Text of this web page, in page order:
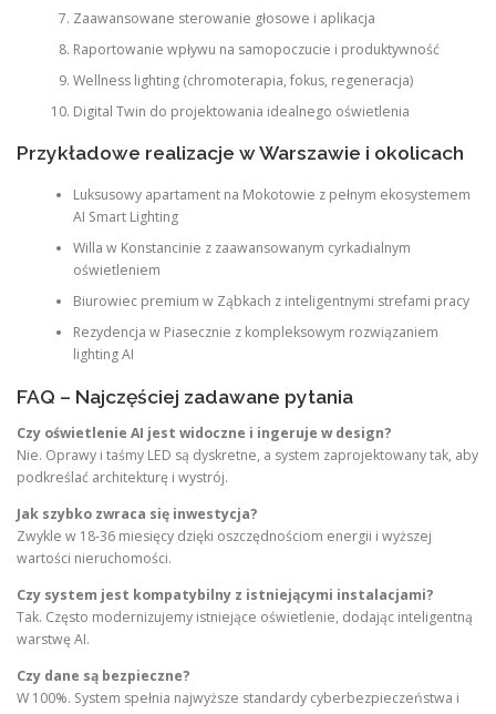
Zaawansowane sterowanie głosowe i aplikacja
Raportowanie wpływu na samopoczucie i produktywność
Wellness lighting (chromoterapia, fokus, regeneracja)
Digital Twin do projektowania idealnego oświetlenia
Przykładowe realizacje w Warszawie i okolicach
Luksusowy apartament na Mokotowie z pełnym ekosystemem
AI Smart Lighting
Willa w Konstancinie z zaawansowanym cyrkadialnym
oświetleniem
Biurowiec premium w Ząbkach z inteligentnymi strefami pracy
Rezydencja w Piasecznie z kompleksowym rozwiązaniem
lighting AI
FAQ – Najczęściej zadawane pytania
Czy oświetlenie AI jest widoczne i ingeruje w design?
Nie. Oprawy i taśmy LED są dyskretne, a system zaprojektowany tak, aby
podkreślać architekturę i wystrój.
Jak szybko zwraca się inwestycja?
Zwykle w 18-36 miesięcy dzięki oszczędnościom energii i wyższej
wartości nieruchomości.
Czy system jest kompatybilny z istniejącymi instalacjami?
Tak. Często modernizujemy istniejące oświetlenie, dodając inteligentną
warstwę AI.
Czy dane są bezpieczne?
W 100%. System spełnia najwyższe standardy cyberbezpieczeństwa i